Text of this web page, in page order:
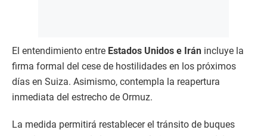
El entendimiento entre Estados Unidos e Irán incluye la
firma formal del cese de hostilidades en los próximos
días en Suiza. Asimismo, contempla la reapertura
inmediata del estrecho de Ormuz.
La medida permitirá restablecer el tránsito de buques